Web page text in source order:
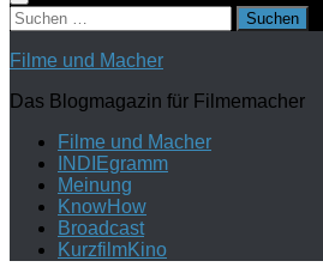
Suchen
nach:
Filme und Macher
Das Blogmagazin für Filmemacher
Filme und Macher
INDIEgramm
Meinung
KnowHow
Broadcast
KurzfilmKino